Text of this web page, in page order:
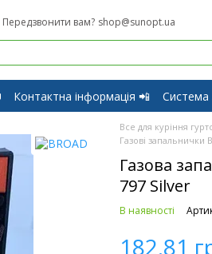
Передзвонити вам? shop@sunopt.ua
Контактна інформація 📲 Система
і Повернення
Все для куріння
Газові запальнички
Газова
797 Silver
В наявності
182.81